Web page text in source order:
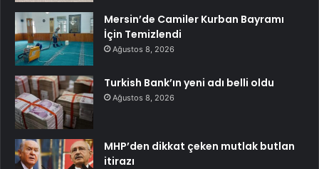
Mersin’de Camiler Kurban Bayramı
İçin Temizlendi
Ağustos 8, 2026
Turkish Bank’ın yeni adı belli oldu
Ağustos 8, 2026
MHP’den dikkat çeken mutlak butlan
itirazı